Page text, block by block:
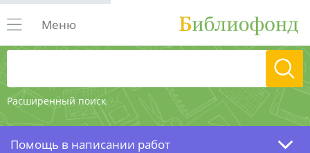
Расширенный поиск
Меню
Помощь в написании работ